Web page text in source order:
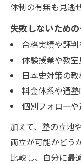
体制の有無も見逃
失敗しないため
合格実績や評
体験授業や教
日本史対策の
料金体系や通
個別フォロー
加えて、塾の立地
両立が可能かどう
比較し、自分に最